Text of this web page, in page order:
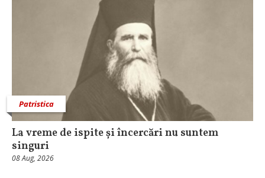
Patristica
La vreme de ispite și încercări nu suntem
singuri
08 Aug, 2026